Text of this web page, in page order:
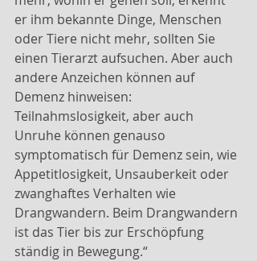
er ihm bekannte Dinge, Menschen
oder Tiere nicht mehr, sollten Sie
einen Tierarzt aufsuchen. Aber auch
andere Anzeichen können auf
Demenz hinweisen:
Teilnahmslosigkeit, aber auch
Unruhe können genauso
symptomatisch für Demenz sein, wie
Appetitlosigkeit, Unsauberkeit oder
zwanghaftes Verhalten wie
Drangwandern. Beim Drangwandern
ist das Tier bis zur Erschöpfung
ständig in Bewegung.“